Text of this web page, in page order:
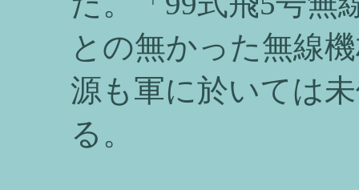
との無かった無線
源も軍に於いては
る。